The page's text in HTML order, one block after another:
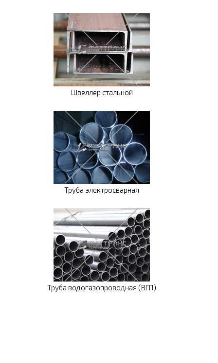
Швеллер стальной
Труба электросварная
Труба водогазопроводная (ВГП)